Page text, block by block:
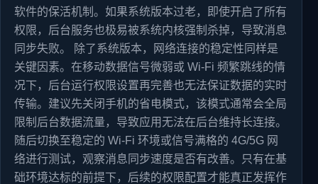
软件的保活机制。如果系统版本过老，即使开启了所有
权限，后台服务也极易被系统内核强制杀掉，导致消息
同步失败。 除了系统版本，网络连接的稳定性同样是
关键因素。在移动数据信号微弱或 Wi-Fi 频繁跳线的情
况下，后台运行权限设置再完善也无法保证数据的实时
传输。建议先关闭手机的省电模式，该模式通常会全局
限制后台数据流量，导致应用无法在后台维持长连接。
随后切换至稳定的 Wi-Fi 环境或信号满格的 4G/5G 网
络进行测试，观察消息同步速度是否有改善。只有在基
础环境达标的前提下，后续的权限配置才能真正发挥作